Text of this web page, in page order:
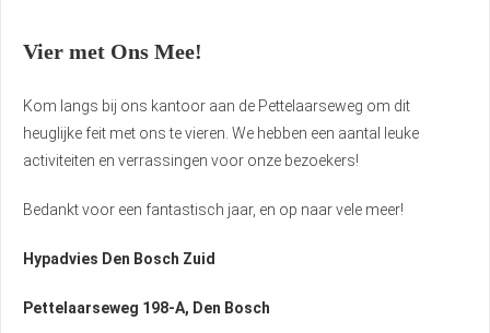
Vier met Ons Mee!
Kom langs bij ons kantoor aan de Pettelaarseweg om dit
heuglijke feit met ons te vieren. We hebben een aantal leuke
activiteiten en verrassingen voor onze bezoekers!
Bedankt voor een fantastisch jaar, en op naar vele meer!
Hypadvies Den Bosch Zuid
Pettelaarseweg 198-A, Den Bosch